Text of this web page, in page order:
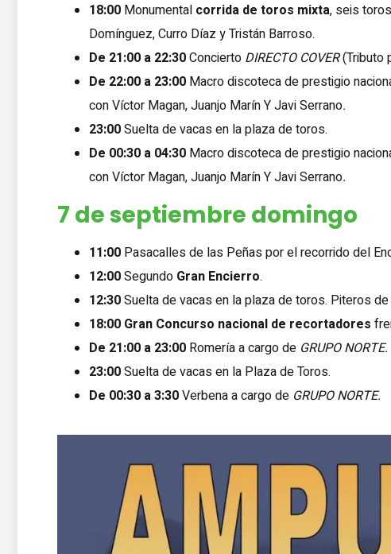
18:00 Monumental corrida de toros mixta, seis
Domínguez, Curro Díaz y Tristán Barroso.
De 21:00 a 22:30Concierto DIRECTO COVER(Tributo
De 22:00 a 23:00 Macro discoteca de prestigio
con Víctor Magan, Juanjo Marín Y Javi Serrano.
23:00Suelta de vacas en la plaza de toros.
De 00:30 a 04:30 Macro discoteca de prestigio
con Víctor Magan, Juanjo Marín Y Javi Serrano.
7 de septiembre domingo
11:00 Pasacalles de las Peñas por el recorrido del
12:00Segundo Gran Encierro.
12:30Suelta de vacas en la plaza de toros. Piteros
18:00 Gran Concurso nacional de recortadores
De 21:00 a 23:00 Romería a cargo de GRUPO NORTE.
23:00Suelta de vacas en la Plaza de Toros.
De 00:30 a 3:30Verbena a cargo de GRUPO NORTE.